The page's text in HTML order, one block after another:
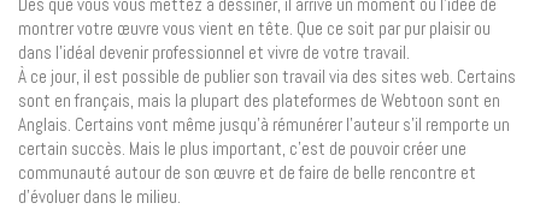
montrer votre œuvre vous vient en tête. Que ce soit par pur plaisir ou
dans l’idéal devenir professionnel et vivre de votre travail.
À ce jour, il est possible de publier son travail via des sites web. Certains
sont en français, mais la plupart des plateformes de Webtoon sont en
Anglais. Certains vont même jusqu’à rémunérer l’auteur s’il remporte un
certain succès. Mais le plus important, c’est de pouvoir créer une
communauté autour de son œuvre et de faire de belle rencontre et
d’évoluer dans le milieu.